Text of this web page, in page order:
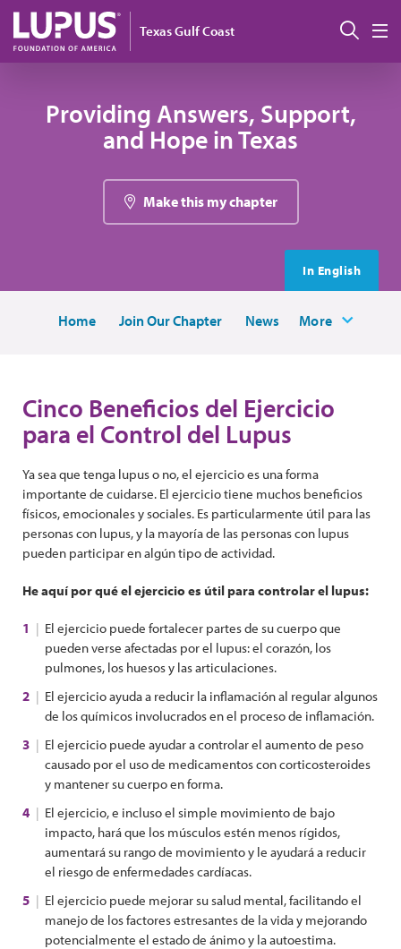
Pasar al contenido principal
Texas Gulf Coast
Providing Answers, Support,
and Hope in Texas
Make this my chapter
In English
Home Join Our Chapter News More
Cinco Beneficios del Ejercicio
para el Control del Lupus
Ya sea que tenga lupus o no, el ejercicio es una forma
importante de cuidarse. El ejercicio tiene muchos beneficios
físicos, emocionales y sociales. Es particularmente útil para las
personas con lupus, y la mayoría de las personas con lupus
pueden participar en algún tipo de actividad.
He aquí por qué el ejercicio es útil para controlar el lupus:
El ejercicio puede fortalecer partes de su cuerpo que
pueden verse afectadas por el lupus: el corazón, los
pulmones, los huesos y las articulaciones.
El ejercicio ayuda a reducir la inflamación al regular algunos
de los químicos involucrados en el proceso de inflamación.
El ejercicio puede ayudar a controlar el aumento de peso
causado por el uso de medicamentos con corticosteroides
y mantener su cuerpo en forma.
El ejercicio, e incluso el simple movimiento de bajo
impacto, hará que los músculos estén menos rígidos,
aumentará su rango de movimiento y le ayudará a reducir
el riesgo de enfermedades cardíacas.
El ejercicio puede mejorar su salud mental, facilitando el
manejo de los factores estresantes de la vida y mejorando
potencialmente el estado de ánimo y la autoestima.